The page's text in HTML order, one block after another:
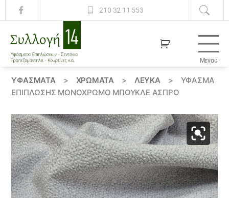
210 32 11 553
14
Μενού
ΥΦΆΣΜΑΤΑ > ΧΡΏΜΑΤΑ > ΛΕΥΚΑ >
ΎΦΑΣΜΑ
ΕΠΊΠΛΩΣΗΣ ΜΟΝΌΧΡΩΜΟ ΜΠΟΥΚΛΈ ΆΣΠΡΟ